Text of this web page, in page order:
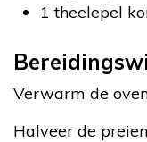
1 theelepel
Verwarm de
Halveer de